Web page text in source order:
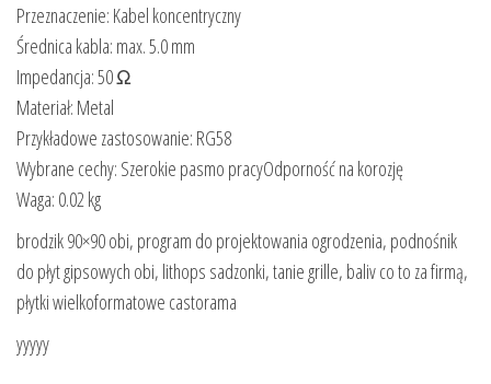
Przeznaczenie: Kabel koncentryczny
Średnica kabla: max. 5.0 mm
Impedancja: 50 Ω
Materiał: Metal
Przykładowe zastosowanie: RG58
Wybrane cechy: Szerokie pasmo pracyOdporność na korozję
Waga: 0.02 kg
brodzik 90×90 obi, program do projektowania ogrodzenia, podnośnik
do płyt gipsowych obi, lithops sadzonki, tanie grille, baliv co to za firmą,
płytki wielkoformatowe castorama
yyyyy